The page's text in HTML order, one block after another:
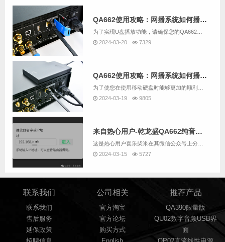
QA662使用攻略：网播系统如何播放U盘中的音乐？
为了实现U盘播放功能，请确保您的QA662是带网播的版本。我们用QA662随机配送的SD卡配合读卡器作为U盘替代方案为例。操作步骤如下：1. 请将U盘插入QA662设备背面的USB 3.0接口【USB2】。2. 同时，请将网线连接至QA66...
2024-03-20
7329
QA662使用攻略：网播系统如何播放移动硬盘中的音乐？
2024-03-19
9805
来自热心用户-乾龙盛QA662纯音播放器 网播部分的攻略（主要是NAS的挂载）
2024-03-15
5727
联系我们
联系我们
售后服务
延保政策
公司相关
官方淘宝
官方论坛
购买方式
推荐产品
QA390限量版
QU02数字音频USB界
面